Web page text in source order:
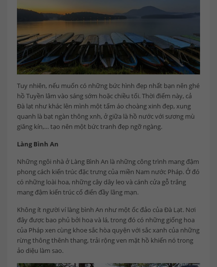
Tuy nhiên, nếu muốn có những bức hình đẹp nhất bạn nên ghé
hồ Tuyền lâm vào sáng sớm hoặc chiều tối. Thời điểm này, cả
Đà lạt như khác lên mình một tấm áo choàng xinh đẹp, xung
quanh là bạt ngàn thông xnh, ở giữa là hồ nước với sương mù
giăng kín,… tạo nên một bức tranh đẹp ngỡ ngàng.
Làng Bình An
Những ngôi nhà ở Làng Bình An là những công trình mang đậm
phong cách kiến trúc đặc trưng của miền Nam nước Pháp. Ở đó
có những loài hoa, những cây dây leo và cánh cửa gỗ trắng
mang đậm kiến trúc cổ điển đầy lãng mạn.
Không ít người ví làng bình An như một ốc đảo của Đà Lạt. Nơi
đây được bao phủ bởi hoa và lá, trong đó có những giống hoa
của Pháp xen cùng khoe sắc hòa quyện với sắc xanh của những
rừng thông thênh thang, trải rộng ven mặt hồ khiến nó trong
ảo diệu làm sao.